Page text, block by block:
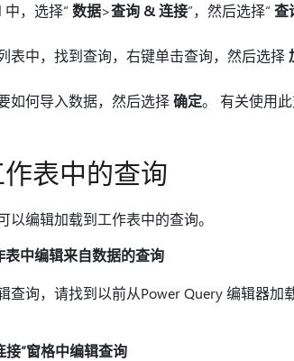
中，选择“ 数据>查询 & 连接”，然后选择“ 查
表中，找到查询，右键单击查询，然后选择
如何导入数据，然后选择确定。 有关使用
表中的查询
以编辑加载到工作表中的查询。
表中编辑来自数据的查询
查询，请找到以前从Power Query 编辑器
接”窗格中编辑查询